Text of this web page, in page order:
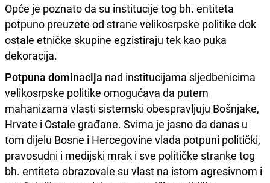
Opće je poznato da su institucije tog bh. entiteta
potpuno preuzete od strane velikosrpske politike dok
ostale etničke skupine egzistiraju tek kao puka
dekoracija.
Potpuna dominacija nad institucijama sljedbenicima
velikosrpske politike omogućava da putem
mahanizama vlasti sistemski obespravljuju Bošnjake,
Hrvate i Ostale građane. Svima je jasno da danas u
tom dijelu Bosne i Hercegovine vlada potpuni politički,
pravosudni i medijski mrak i sve političke stranke tog
bh. entiteta obrazovale su vlast na istom agresivnom i